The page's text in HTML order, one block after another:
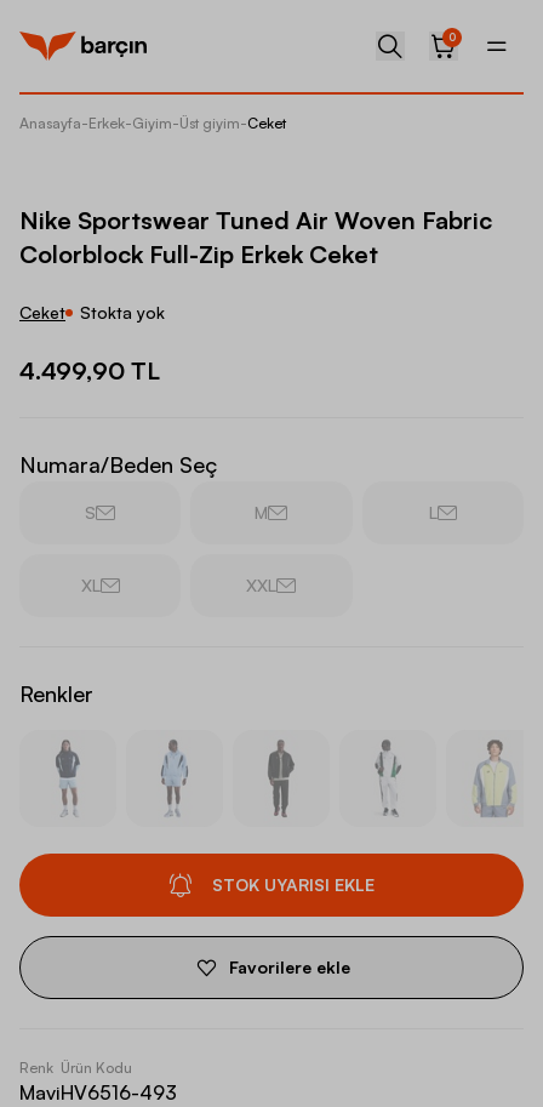
0
Anasayfa-Erkek-Giyim-Üst giyim-Ceket
Nike Sportswear Tuned Air Woven Fabric
Colorblock Full-Zip Erkek Ceket
Ceket Stokta yok
4.499,90 TL
Numara/Beden Seç
S M L
XL XXL
Renkler
STOK UYARISI EKLE
Favorilere ekle
Renk
Mavi
Ürün Kodu
HV6516-493